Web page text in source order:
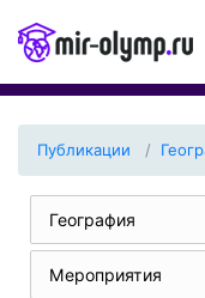
Публикации
География
Мероприятия